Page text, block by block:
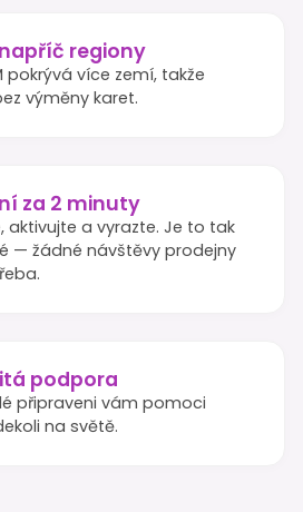
regiony
pokrývá více zemí, takže
výměny karet.
za 2 minuty
aktivujte a vyrazte. Je to tak
— žádné návštěvy prodejny
podpora
připraveni vám pomoci
na světě.